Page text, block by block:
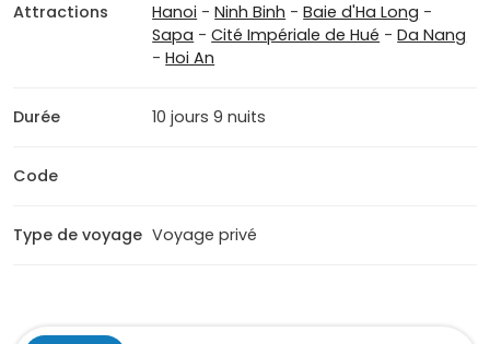
Attractions Hanoi -Ninh Binh -Baie d'Ha Long -
Sapa -Cité Impériale de Hué -Da Nang
-Hoi An
Durée 10 jours 9 nuits
Code
Type de voyage Voyage privé